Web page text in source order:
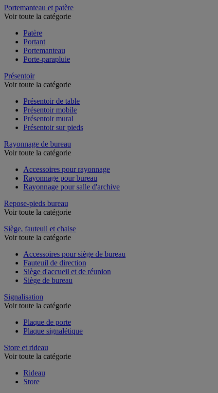
Portemanteau et patère
Voir toute la catégorie
Patère
Portant
Portemanteau
Porte-parapluie
Présentoir
Voir toute la catégorie
Présentoir de table
Présentoir mobile
Présentoir mural
Présentoir sur pieds
Rayonnage de bureau
Voir toute la catégorie
Accessoires pour rayonnage
Rayonnage pour bureau
Rayonnage pour salle d'archive
Repose-pieds bureau
Voir toute la catégorie
Siège, fauteuil et chaise
Voir toute la catégorie
Accessoires pour siège de bureau
Fauteuil de direction
Siège d'accueil et de réunion
Siège de bureau
Signalisation
Voir toute la catégorie
Plaque de porte
Plaque signalétique
Store et rideau
Voir toute la catégorie
Rideau
Store